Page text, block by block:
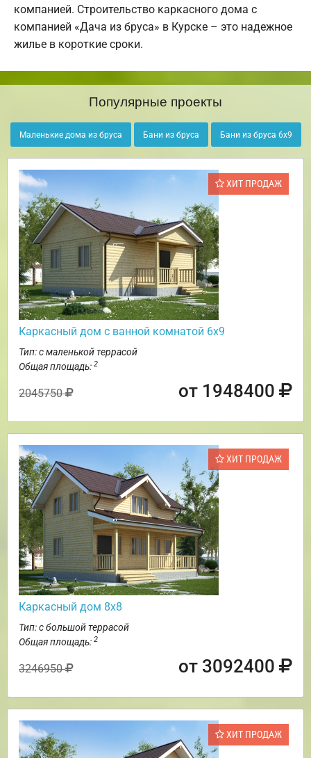
компанией. Строительство каркасного дома с
компанией «Дача из бруса» в Курске – это надежное
жилье в короткие сроки.
Популярные проекты
Маленькие дома из бруса Бани из бруса Бани из бруса 6х9
ХИТ ПРОДАЖ
Каркасный дом с ванной комнатой 6х9
Тип: с маленькой террасой
Общая площадь: 2
2045750 от 1948400
ХИТ ПРОДАЖ
Каркасный дом 8х8
Тип: с большой террасой
Общая площадь: 2
3246950 от 3092400
ХИТ ПРОДАЖ